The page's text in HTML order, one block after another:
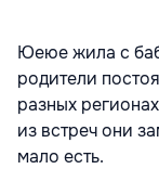
Юеюе жила с
родители
разных
из встреч они
мало есть.